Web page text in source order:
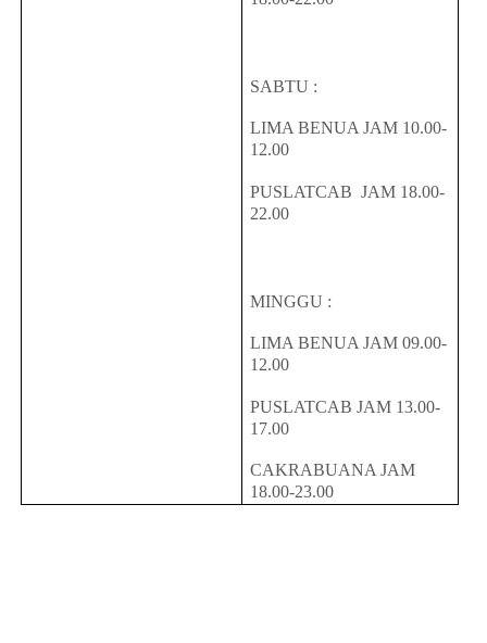
SABTU :
LIMA BENUA JAM 10.00-
12.00
PUSLATCAB JAM 18.00-
22.00
MINGGU :
LIMA BENUA JAM 09.00-
12.00
PUSLATCAB JAM 13.00-
17.00
CAKRABUANA JAM
18.00-23.00